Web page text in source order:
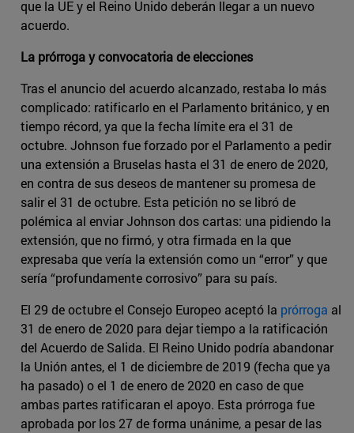
que la UE y el Reino Unido deberán llegar a un nuevo
acuerdo.
La prórroga y convocatoria de elecciones
Tras el anuncio del acuerdo alcanzado, restaba lo más
complicado: ratificarlo en el Parlamento británico, y en
tiempo récord, ya que la fecha límite era el 31 de
octubre. Johnson fue forzado por el Parlamento a pedir
una extensión a Bruselas hasta el 31 de enero de 2020,
en contra de sus deseos de mantener su promesa de
salir el 31 de octubre. Esta petición no se libró de
polémica al enviar Johnson dos cartas: una pidiendo la
extensión, que no firmó, y otra firmada en la que
expresaba que vería la extensión como un “error” y que
sería “profundamente corrosivo” para su país.
El 29 de octubre el Consejo Europeo aceptó la prórroga al
31 de enero de 2020 para dejar tiempo a la ratificación
del Acuerdo de Salida. El Reino Unido podría abandonar
la Unión antes, el 1 de diciembre de 2019 (fecha que ya
ha pasado) o el 1 de enero de 2020 en caso de que
ambas partes ratificaran el apoyo. Esta prórroga fue
aprobada por los 27 de forma unánime, a pesar de las